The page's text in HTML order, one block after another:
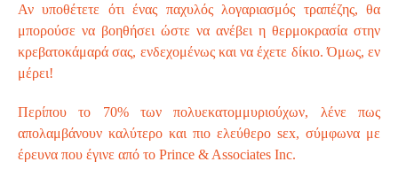
Αν υποθέτετε ότι ένας παχυλός λογαριασμός τραπέζης, θα
μπορούσε να βοηθήσει ώστε να ανέβει η θερμοκρασία στην
κρεβατοκάμαρά σας, ενδεχομένως και να έχετε δίκιο. Όμως, εν
μέρει!
Περίπου το 70% των πολυεκατομμυριούχων, λένε πως
απολαμβάνουν καλύτερο και πιο ελεύθερο sεx, σύμφωνα με
έρευνα που έγινε από το Prince & Associates Inc.